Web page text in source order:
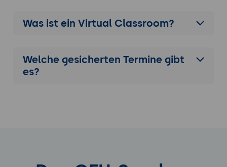
Was ist ein Virtual Classroom?
Welche gesicherten Termine gibt
es?